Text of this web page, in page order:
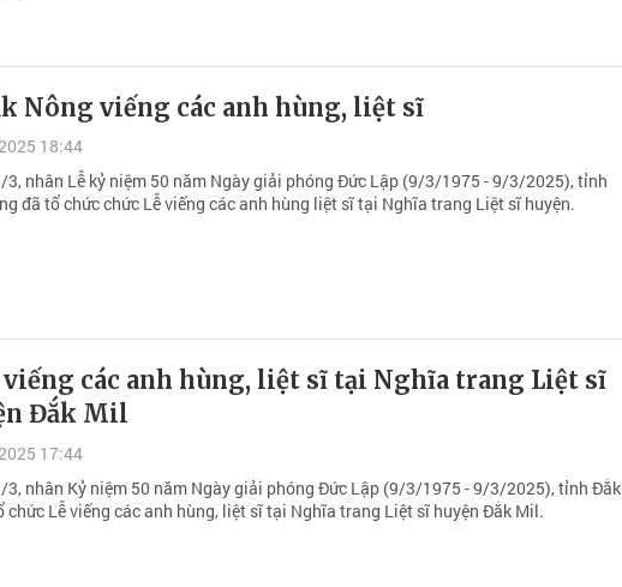
Nông viếng các anh hùng, liệt sĩ
18:44
3, nhân Lễ kỷ niệm 50 năm Ngày giải phóng Đức Lập (9/3/1975 - 9/3/2025), tỉnh
đã tổ chức chức Lễ viếng các anh hùng liệt sĩ tại Nghĩa trang Liệt sĩ huyện.
viếng các anh hùng, liệt sĩ tại Nghĩa trang Liệt sĩ
Đắk Mil
17:44
3, nhân Kỷ niệm 50 năm Ngày giải phóng Đức Lập (9/3/1975 - 9/3/2025), tỉnh Đắk
chức Lễ viếng các anh hùng, liệt sĩ tại Nghĩa trang Liệt sĩ huyện Đắk Mil.